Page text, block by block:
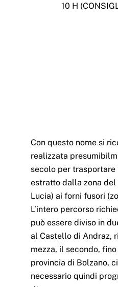
10 H
Con questo nome si
realizzata
secolo per
estratto dalla zona
Lucia) ai forni fusori
L’intero percorso
può essere diviso in
al Castello di Andraz,
mezza, il secondo,
provincia di Bolzano,
necessario quindi